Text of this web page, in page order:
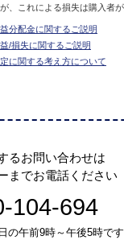
、これによる損失は購入者
分配金に関するご説明
/損失に関するご説明
に関する考え方について
るお問い合わせは
までお電話ください
104-694
の午前9時～午後5時です